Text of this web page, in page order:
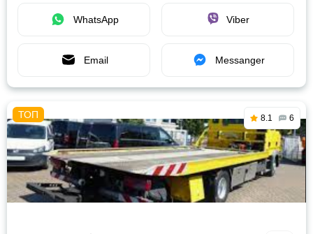
WhatsApp Viber
Email Messanger
8.1 6